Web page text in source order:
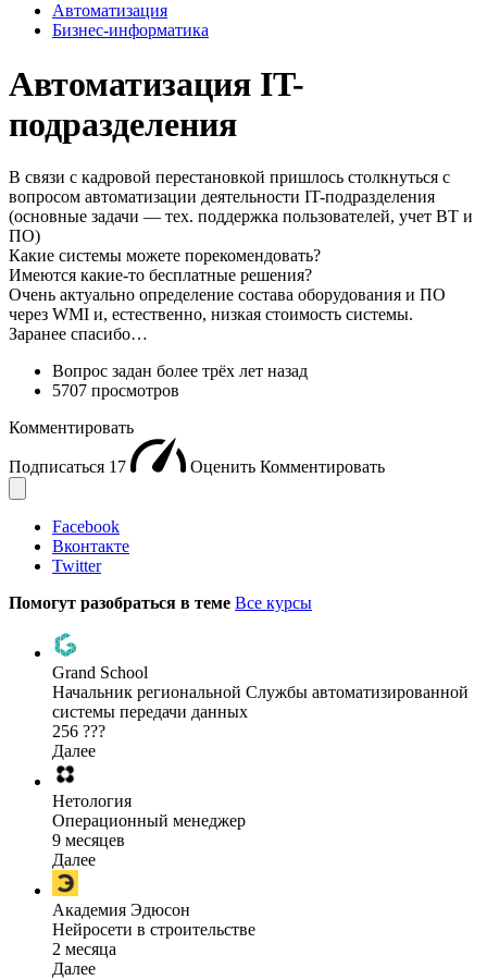
Автоматизация
Бизнес-информатика
Автоматизация IT-
подразделения
В связи с кадровой перестановкой пришлось столкнуться с
вопросом автоматизации деятельности IT-подразделения
(основные задачи — тех. поддержка пользователей, учет ВТ и
ПО)
Какие системы можете порекомендовать?
Имеются какие-то бесплатные решения?
Очень актуально определение состава оборудования и ПО
через WMI и, естественно, низкая стоимость системы.
Заранее спасибо…
Вопрос задан более трёх лет назад
5707 просмотров
Комментировать
Подписаться 17 Оценить Комментировать
Facebook
Вконтакте
Twitter
Помогут разобраться в теме Все курсы
Grand School
Начальник региональной Службы автоматизированной
системы передачи данных
256 ???
Далее
Нетология
Операционный менеджер
9 месяцев
Далее
Академия Эдюсон
Нейросети в строительстве
2 месяца
Далее